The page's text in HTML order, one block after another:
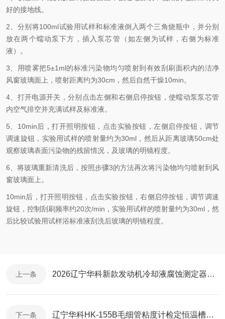
好的接地线。
2、分别将100ml试验用试样和标准液倒入两个三角烧瓶中，并分别
放在两个蠕动泵下方，插入泵芯管（如左侧为试样，右侧为标准
液）。
3、用喷雾把5±1ml的标准污染物均匀喷射到有效刮刷面积内的洁净
风窗玻璃面上，喷射距离约为30cm，然后自然干燥10min。
4、打开电源开关，分别点击左侧和右侧启停按钮，使蠕动泵泵芯管
内空气排空并充满试样及标准液。
5、10min后，打开照明按钮，点击实验按钮，左侧启停按钮，调节
调速旋钮，实验用试样的喷射量约为30ml，然后从距离玻璃50cm处
观察玻璃表面污染物的残留情况，及玻璃的明镜程度。
6、将玻璃重新清洗后，按照步骤3的方法再次将污染物均匀喷射到风
窗玻璃面上。
10min后，打开照明按钮，点击实验按钮，右侧启停按钮，调节调速
旋钮，控制刮刷频率约20次/min，实验用试样的喷射量约为30ml，然
后比较试验用试样浴标准液刮洗后玻璃的明镜程度。
上一条 2026辽宁华科新款发动机冷却液腐蚀测定器HK-0085A详解：核心参数+性能
下一条 辽宁华科HK-155B毛细管粘度计检定恒温槽检测技术升级！让检测精度提升30%